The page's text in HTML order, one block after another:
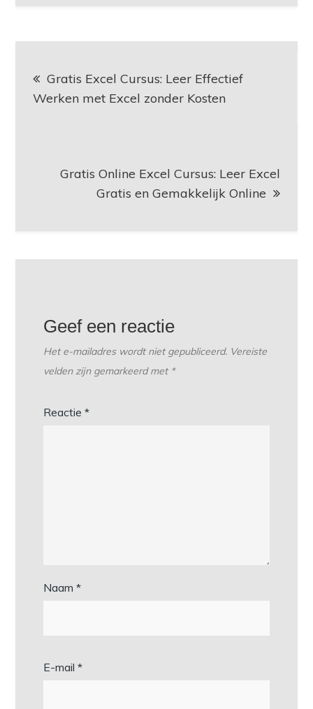
Gratis Excel Cursus: Leer Effectief
Werken met Excel zonder Kosten
Gratis Online Excel Cursus: Leer Excel
Gratis en Gemakkelijk Online
Geef een reactie
Het e-mailadres wordt niet gepubliceerd. Vereiste
velden zijn gemarkeerd met *
Reactie*
Naam*
E-mail*